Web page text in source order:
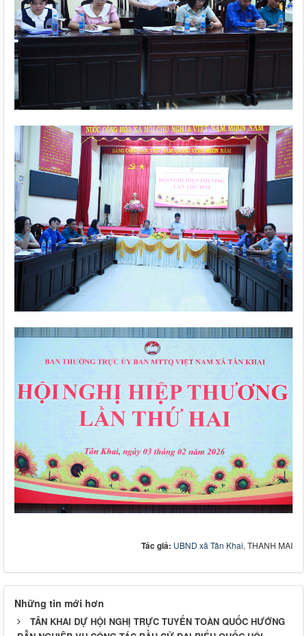
Tác giả: UBND xã Tân Khai, THANH MAI
Những tin mới hơn
TÂN KHAI DỰ HỘI NGHỊ TRỰC TUYẾN TOÀN QUỐC HƯỚNG